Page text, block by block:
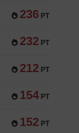
236 PT
232 PT
212 PT
154 PT
152 PT